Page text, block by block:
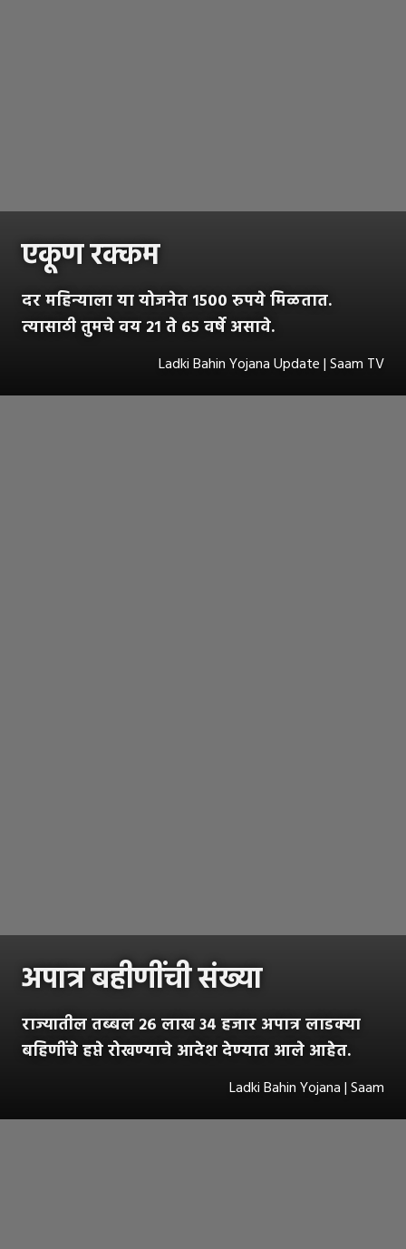
एकूण रक्कम
दर महिन्याला या योजनेत १५०० रुपये मिळतात.
त्यासाठी तुमचे वय २१ ते ६५ वर्षे असावे.
Ladki Bahin Yojana Update | Saam TV
अपात्र बहीणींची संख्या
राज्यातील तब्बल २६ लाख ३४ हजार अपात्र लाडक्या
बहिणींचे हप्ते रोखण्याचे आदेश देण्यात आले आहेत.
Ladki Bahin Yojana | Saam